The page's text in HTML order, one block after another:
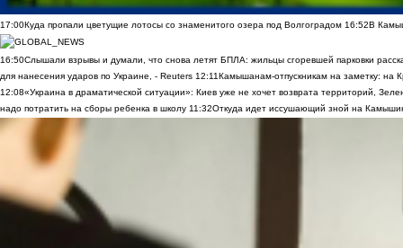
17:00Куда пропали цветущие лотосы со знаменитого озера под Волгоградом 16:52В
16:50Слышали взрывы и думали, что снова летят БПЛА: жильцы сгоревшей парковки
для нанесения ударов по Украине, - Reuters 12:11Камышанам-отпускникам на заметку: на
12:08«Украина в драматической ситуации»: Киев уже не хочет возврата территорий,
надо потратить на сборы ребенка в школу 11:32Откуда идет иссушающий зной на